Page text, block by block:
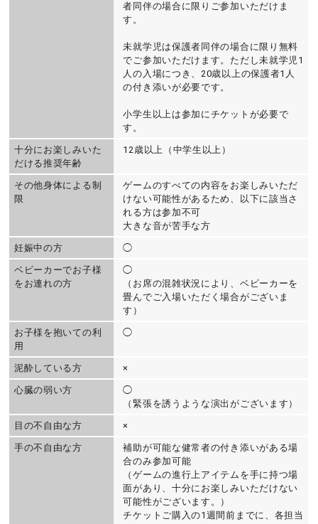
者同伴の場合に限りご参加いただけま
す。
未就学児は保護者同伴の場合に限り無料
でご参加いただけます。ただし未就学児1
人の入場につき、20歳以上の保護者1人
の付き添いが必要です。
小学生以上は参加にチケットが必要で
す。
十分にお楽しみいた
だける推奨年齢
12歳以上（中学生以上）
その他身体による制
限
ゲームのすべての内容をお楽しみいただ
けない可能性があるため、以下に該当さ
れる方は参加不可
大きな音が苦手な方
妊娠中の方 ◯
ベビーカーでお子様
をお連れの方
◯
（お席の混雑状況により、ベビーカーを
畳んでご入場いただく場合がございま
す）
お子様を抱いての利
用
◯
泥酔している方 ×
心臓の弱い方
◯
（緊張を誘うような演出がございます）
目の不自由な方 ×
手の不自由な方
補助が可能な健常者の付き添いがある場
合のみ参加可能
（ゲームの進行上アイテムを手に持つ場
面があり、十分にお楽しみいただけない
可能性がございます。）
チケットご購入の1週間前までに、各担当